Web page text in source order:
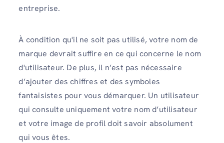
entreprise.
À condition qu'il ne soit pas utilisé, votre nom de
marque devrait suffire en ce qui concerne le nom
d'utilisateur. De plus, il n’est pas nécessaire
d’ajouter des chiffres et des symboles
fantaisistes pour vous démarquer. Un utilisateur
qui consulte uniquement votre nom d’utilisateur
et votre image de profil doit savoir absolument
qui vous êtes.